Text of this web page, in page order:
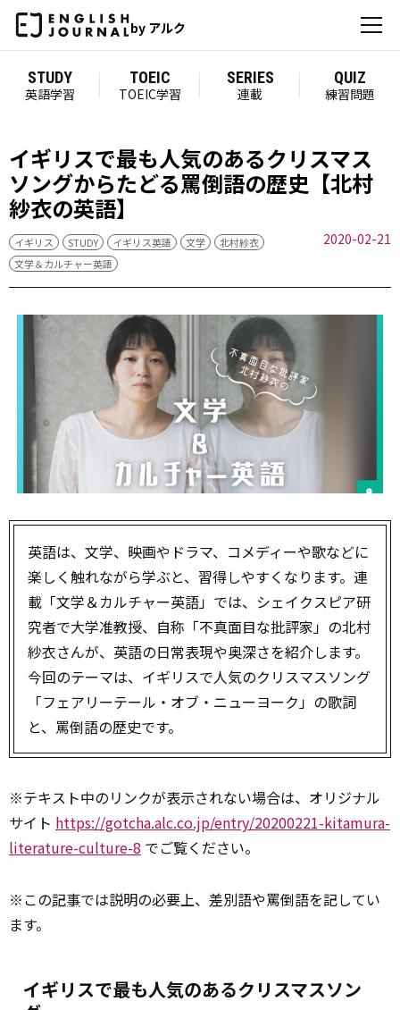
by アルク
STUDY
英語学習
TOEIC
TOEIC学習
SERIES
連載
QUIZ
練習問題
イギリスで最も人気のあるクリスマス
ソングからたどる罵倒語の歴史【北村
紗衣の英語】
イギリス STUDY イギリス英語 文学
北村紗衣
文学＆カルチャー英語
2020-02-21
英語は、文学、映画やドラマ、コメディーや歌などに
楽しく触れながら学ぶと、習得しやすくなります。連
載「文学＆カルチャー英語」では、シェイクスピア研
究者で大学准教授、自称「不真面目な批評家」の北村
紗衣さんが、英語の日常表現や奥深さを紹介します。
今回のテーマは、イギリスで人気のクリスマスソング
「フェアリーテール・オブ・ニューヨーク」の歌詞
と、罵倒語の歴史です。
※テキスト中のリンクが表示されない場合は、オリジナル
サイト https://gotcha.alc.co.jp/entry/20200221-kitamura-
literature-culture-8 でご覧ください。
※この記事では説明の必要上、差別語や罵倒語を記してい
ます。
イギリスで最も人気のあるクリスマスソン